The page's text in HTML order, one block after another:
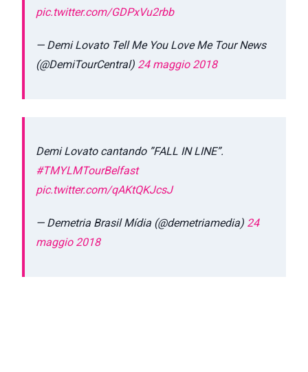
pic.twitter.com/GDPxVu2rbb
— Demi Lovato Tell Me You Love Me Tour News
(@DemiTourCentral) 24 maggio 2018
Demi Lovato cantando ”FALL IN LINE”.
#TMYLMTourBelfast
pic.twitter.com/qAKtQKJcsJ
— Demetria Brasil Mídia (@demetriamedia) 24
maggio 2018